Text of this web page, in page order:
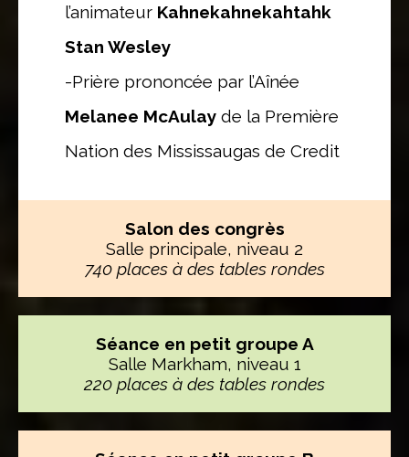
l’animateur Kahnekahnekahtahk
Stan Wesley
-Prière prononcée par l’Aînée
Melanee McAulay de la Première
Nation des Mississaugas de Credit
Salon des congrès
Salle principale, niveau 2
740 places à des tables rondes
Séance en petit groupe A
Salle Markham, niveau 1
220 places à des tables rondes